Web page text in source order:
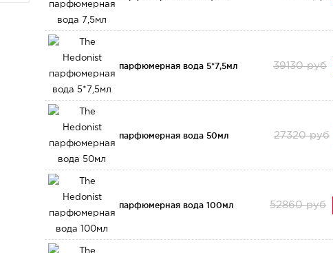
парфюмерная вода 5*7,5мл 39130 руб
парфюмерная вода 50мл 27320 руб
парфюмерная вода 100мл 52860 руб